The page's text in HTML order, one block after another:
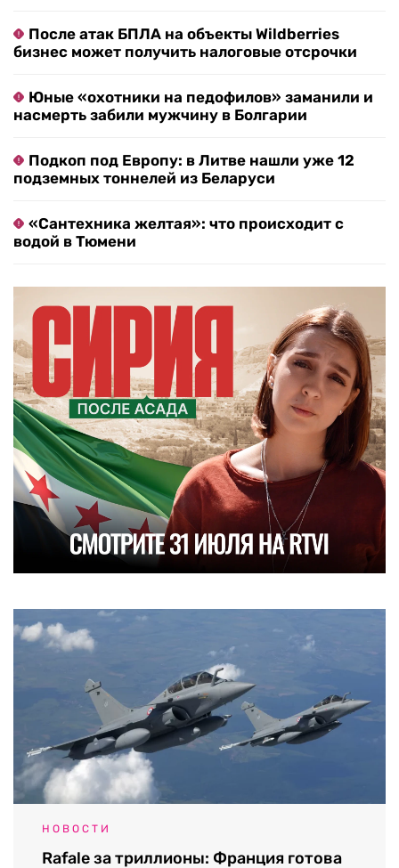
После атак БПЛА на объекты Wildberries
бизнес может получить налоговые отсрочки
Юные «охотники на педофилов» заманили и
насмерть забили мужчину в Болгарии
Подкоп под Европу: в Литве нашли уже 12
подземных тоннелей из Беларуси
«Сантехника желтая»: что происходит с
водой в Тюмени
НОВОСТИ
Rafale за триллионы: Франция готова